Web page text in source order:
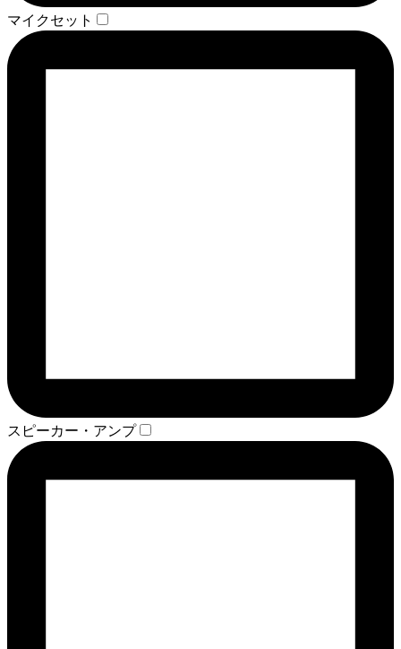
マイクセット
スピーカー・アンプ